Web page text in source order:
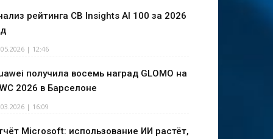
рейтинга CB Insights AI 100 за 2026
| 12:46
получила восемь наград GLOMO на
2026 в Барселоне
| 16:09
Microsoft: использование ИИ растёт,